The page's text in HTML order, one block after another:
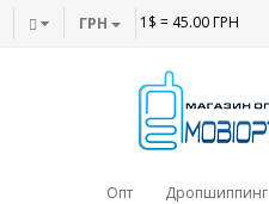
ГРН 1$ = 45.00 ГРН
Опт Дропшиппинг